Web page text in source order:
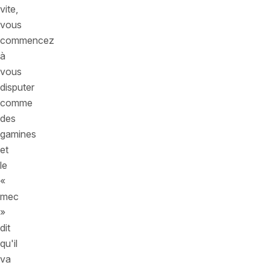
vite,
vous
commencez
à
vous
disputer
comme
des
gamines
et
le
«
mec
»
dit
qu'il
va